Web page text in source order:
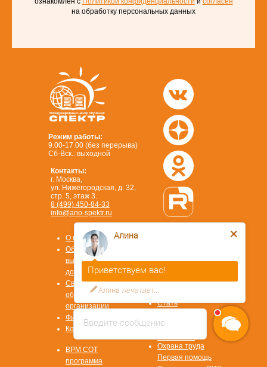
на обработку персональных данных
Режим работы:
9.00-17.00 (без перерыва)
Сб-Вск.: выходной
в MAX
Контакты:
г. Москва,
ул. Нижегородская, д. 32,
стр. 5, этаж 3.
8 (499) 450-84-33
info@ano-spektr.ru
Стать
ОТВЕТЫ НА
ВОПРОСЫ
ВРМ СОТ
программа
Охрана труда
Первая помощь
О компании
Образцы
выдаваемых
документов
Сведения об
образовательной
организации
Физ. лицам
Контакты
Введите сообщение
Алина
Приветствуем вас!
Алина печатает...